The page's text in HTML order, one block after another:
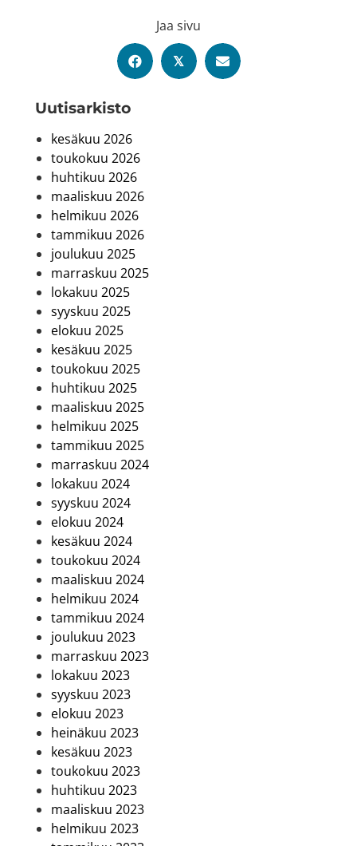
Uutis­arkisto
kesäkuu 2026
toukokuu 2026
huhtikuu 2026
maaliskuu 2026
helmikuu 2026
tammikuu 2026
joulukuu 2025
marraskuu 2025
lokakuu 2025
syyskuu 2025
elokuu 2025
kesäkuu 2025
toukokuu 2025
huhtikuu 2025
maaliskuu 2025
helmikuu 2025
tammikuu 2025
marraskuu 2024
lokakuu 2024
syyskuu 2024
elokuu 2024
kesäkuu 2024
toukokuu 2024
maaliskuu 2024
helmikuu 2024
tammikuu 2024
joulukuu 2023
marraskuu 2023
lokakuu 2023
syyskuu 2023
elokuu 2023
heinäkuu 2023
kesäkuu 2023
toukokuu 2023
huhtikuu 2023
maaliskuu 2023
helmikuu 2023
Jaa sivu
𝕏